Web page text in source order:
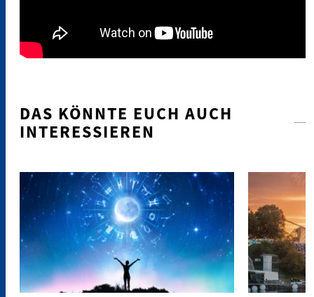
DAS KÖNNTE EUCH AUCH
INTERESSIEREN